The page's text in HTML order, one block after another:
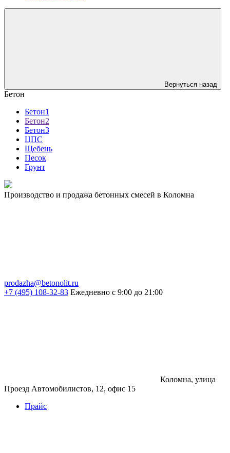
Вернуться назад
Бетон
Бетон1
Бетон2
Бетон3
ЦПС
Щебень
Песок
Грунт
Производство и продажа бетонных смесей в Коломна
prodazha@betonolit.ru
+7 (495) 108-32-83 Ежедневно с 9:00 до 21:00
Коломна, улица
Проезд Автомобилистов, 12, офис 15
Прайс